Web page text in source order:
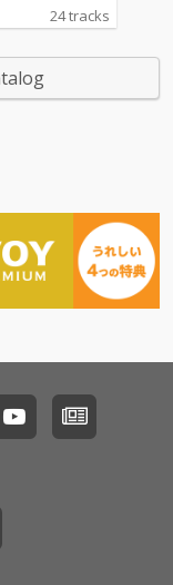
24 tracks